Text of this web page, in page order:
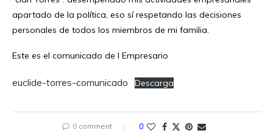
apartado de la política, eso sí respetando las decisiones
personales de todos los miembros de mi familia.
Este es el comunicado de l Empresario
euclide-torres-comunicado Descarga
0 comment 0